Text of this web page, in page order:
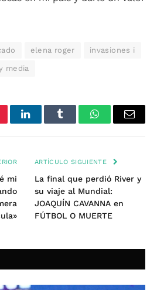
elena roger invasiones i
media
LinkedInTumblr WhatsAppEmail
mi
ARTÍCULO SIGUIENTE
La final que perdió River y
su viaje al Mundial:
JOAQUÍN CAVANNA en
FÚTBOL O MUERTE